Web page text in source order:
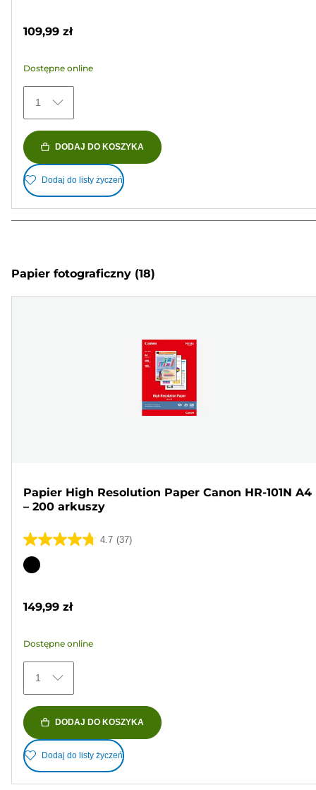
73
109,99 zł
Dostępne online
1
DODAJ DO KOSZYKA
Dodaj do listy życzeń
Papier fotograficzny (18)
Papier High Resolution Paper Canon HR-101N A4
– 200 arkuszy
4.7 (37)
4.7
na
37
Wkład
149,99 zł
Dostępne online
1
DODAJ DO KOSZYKA
Dodaj do listy życzeń